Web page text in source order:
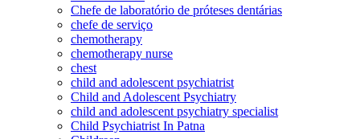
Chefe de laboratório de próteses dentárias
chefe de serviço
chemotherapy
chemotherapy nurse
chest
child and adolescent psychiatrist
Child and Adolescent Psychiatry
child and adolescent psychiatry specialist
Child Psychiatrist In Patna